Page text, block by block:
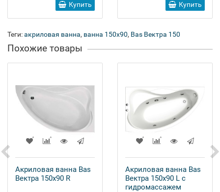
Купить Купить
Теги:акриловая ванна, ванна 150x90, Bas Вектра 150
Похожие товары
Акриловая ванна Bas
Вектра 150x90 R
Акриловая ванна Bas
Вектра 150x90 L с
гидромассажем